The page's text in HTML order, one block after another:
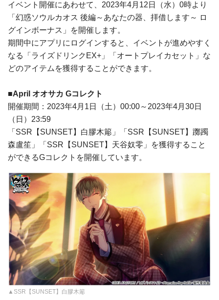
イベント開催にあわせて、2023年4月12日（水）0時より
「幻惑ソウルカオス 後編～あなたの器、拝借します～ ロ
グインボーナス」を開催します。
期間中にアプリにログインすると、イベントが進めやすく
なる「ライズドリンクEX+」「オートプレイカセット」な
どのアイテムを獲得することができます。
■April オオサカ Gコレクト
開催期間：2023年4月1日（土）00:00～2023年4月30日
（日）23:59
「SSR【SUNSET】白膠木簓」「SSR【SUNSET】躑躅
森盧笙」「SSR【SUNSET】天谷奴零」を獲得すること
ができるGコレクトを開催しています。
▲SSR【SUNSET】白膠木簓